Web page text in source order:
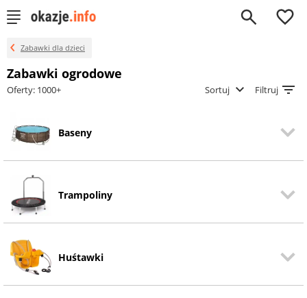
0
Zabawki dla dzieci
Zabawki ogrodowe
Oferty: 1000+ Sortuj Filtruj
Baseny
Trampoliny
Huśtawki